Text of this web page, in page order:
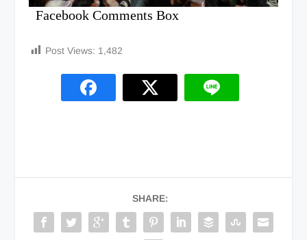
Facebook Comments Box
Post Views: 1,482
SHARE: